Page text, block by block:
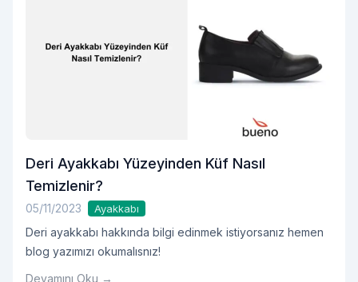
Deri Ayakkabı Yüzeyinden Küf Nasıl
Temizlenir?
05/11/2023 Ayakkabı
Deri ayakkabı hakkında bilgi edinmek istiyorsanız hemen
blog yazımızı okumalısnız!
Devamını Oku →